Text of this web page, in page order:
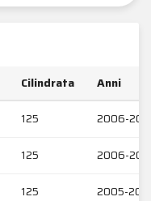
Cilindrata
Anni
125 2006-
125 2006-
125 2005-